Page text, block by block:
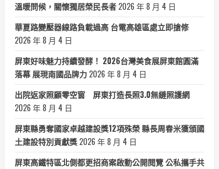
溫暖問候，關懷獨居榮民長者 2026 年 8 月 4 日
華夏路變壓器線路負載過高 台電高雄區處立即搶修
2026 年 8 月 4 日
屏東好味魅力持續發酵！ 2026台灣美食展屏東館圓滿
落幕 展現南國品牌力 2026 年 8 月 4 日
出院返家照顧零空窗 屏東打造長照3.0無縫照護網
2026 年 8 月 4 日
屏東縣勇奪國家卓越建設獎12項殊榮 縣長周春米獲頒國
土建設特別貢獻獎 2026 年 8 月 4 日
屏東高鐵特區北側都更招商案啟動公開閱覽 公私攜手共